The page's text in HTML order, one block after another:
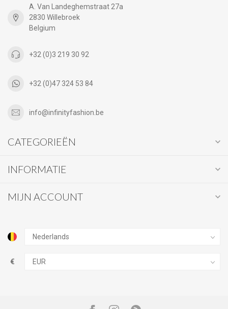
A. Van Landeghemstraat 27a
2830 Willebroek
Belgium
+32 (0)3 219 30 92
+32 (0)47 324 53 84
info@infinityfashion.be
CATEGORIEËN
INFORMATIE
MIJN ACCOUNT
€